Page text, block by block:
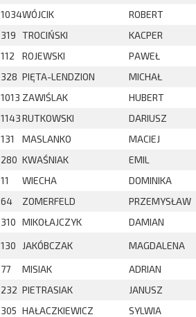
1034WÓJCIK ROBERT
319 TROCIŃSKI KACPER
112 ROJEWSKI PAWEŁ
328 PIĘTA-LENDZION MICHAŁ
1013 ZAWIŚLAK HUBERT
1143RUTKOWSKI DARIUSZ
131 MASLANKO MACIEJ
280 KWAŚNIAK EMIL
11 WIECHA DOMINIKA
64 ZOMERFELD PRZEMYSŁAW
310 MIKOŁAJCZYK DAMIAN
130 JAKÓBCZAK MAGDALENA
77 MISIAK ADRIAN
232 PIETRASIAK JANUSZ
305 HAŁACZKIEWICZ SYLWIA